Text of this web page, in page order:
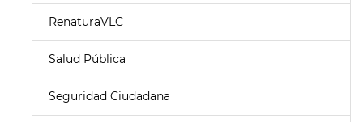
RenaturaVLC
Salud Pública
Seguridad Ciudadana